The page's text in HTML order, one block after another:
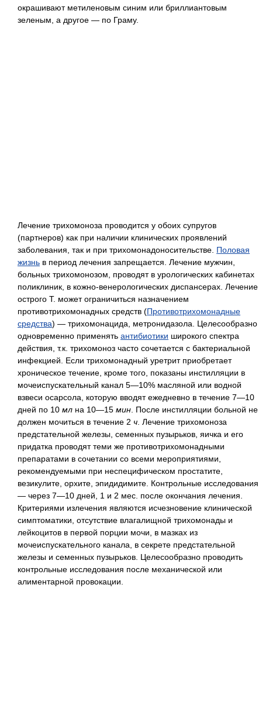
окрашивают метиленовым синим или бриллиантовым
зеленым, а другое — по Граму.
Лечение трихомоноза проводится у обоих супругов
(партнеров) как при наличии клинических проявлений
заболевания, так и при трихомонадоносительстве. Половая
жизнь в период лечения запрещается. Лечение мужчин,
больных трихомонозом, проводят в урологических кабинетах
поликлиник, в кожно-венерологических диспансерах. Лечение
острого Т. может ограничиться назначением
противотрихомонадных средств (Противотрихомонадные
средства) — трихомонацида, метронидазола. Целесообразно
одновременно применять антибиотики широкого спектра
действия, т.к. трихомоноз часто сочетается с бактериальной
инфекцией. Если трихомонадный уретрит приобретает
хроническое течение, кроме того, показаны инстилляции в
мочеиспускательный канал 5—10% масляной или водной
взвеси осарсола, которую вводят ежедневно в течение 7—10
дней по 10 мл на 10—15 мин . После инстилляции больной не
должен мочиться в течение 2 ч . Лечение трихомоноза
предстательной железы, семенных пузырьков, яичка и его
придатка проводят теми же противотрихомонадными
препаратами в сочетании со всеми мероприятиями,
рекомендуемыми при неспецифическом простатите,
везикулите, орхите, эпидидимите. Контрольные исследования
— через 7—10 дней, 1 и 2 мес. после окончания лечения.
Критериями излечения являются исчезновение клинической
симптоматики, отсутствие влагалищной трихомонады и
лейкоцитов в первой порции мочи, в мазках из
мочеиспускательного канала, в секрете предстательной
железы и семенных пузырьков. Целесообразно проводить
контрольные исследования после механической или
алиментарной провокации.